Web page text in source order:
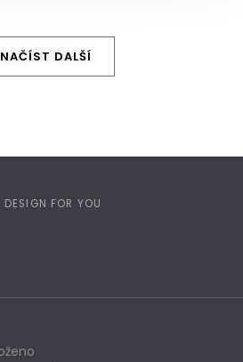
NAČÍST DALŠÍ
DESIGN FOR YOU